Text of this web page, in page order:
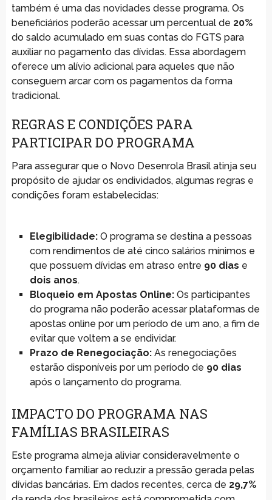
também é uma das novidades desse programa. Os
beneficiários poderão acessar um percentual de 20%
do saldo acumulado em suas contas do FGTS para
auxiliar no pagamento das dívidas. Essa abordagem
oferece um alívio adicional para aqueles que não
conseguem arcar com os pagamentos da forma
tradicional.
REGRAS E CONDIÇÕES PARA
PARTICIPAR DO PROGRAMA
Para assegurar que o Novo Desenrola Brasil atinja seu
propósito de ajudar os endividados, algumas regras e
condições foram estabelecidas:
Elegibilidade:O programa se destina a pessoas
com rendimentos de até cinco salários mínimos e
que possuem dívidas em atraso entre 90 dias e
dois anos.
Bloqueio em Apostas Online:Os participantes
do programa não poderão acessar plataformas de
apostas online por um período de um ano, a fim de
evitar que voltem a se endividar.
Prazo de Renegociação:As renegociações
estarão disponíveis por um período de 90 dias
após o lançamento do programa.
IMPACTO DO PROGRAMA NAS
FAMÍLIAS BRASILEIRAS
Este programa almeja aliviar consideravelmente o
orçamento familiar ao reduzir a pressão gerada pelas
dívidas bancárias. Em dados recentes, cerca de 29,7%